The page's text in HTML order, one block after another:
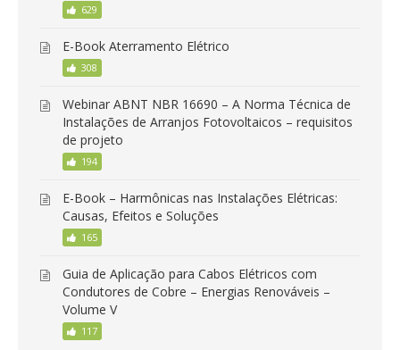
629
E-Book Aterramento Elétrico
308
Webinar ABNT NBR 16690 – A Norma Técnica de
Instalações de Arranjos Fotovoltaicos – requisitos
de projeto
194
E-Book – Harmônicas nas Instalações Elétricas:
Causas, Efeitos e Soluções
165
Guia de Aplicação para Cabos Elétricos com
Condutores de Cobre – Energias Renováveis –
Volume V
117